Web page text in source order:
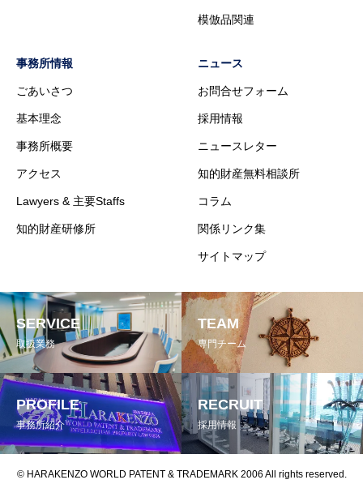
模倣品関連
事務所情報
ごあいさつ
基本理念
事務所概要
アクセス
Lawyers & 主要Staffs
知的財産研修所
ニュース
お問合せフォーム
採用情報
ニュースレター
知的財産無料相談所
コラム
関係リンク集
サイトマップ
SERVICE
取扱業務
TEAM
専門チーム
PROFILE
事務所紹介
RECRUIT
採用情報
© HARAKENZO WORLD PATENT & TRADEMARK 2006 All rights reserved.